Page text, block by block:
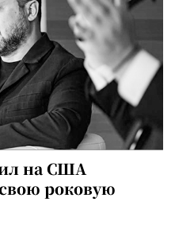
на США
роковую